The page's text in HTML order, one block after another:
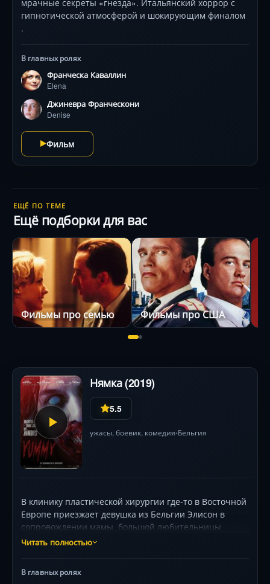
мрачные секреты «гнезда». Итальянский хоррор с
гипнотической атмосферой и шокирующим финалом
.
В главных ролях
Франческа Каваллин
Elena
Джиневра Франческони
Denise
Фильм
ЕЩЁ ПО ТЕМЕ
Ещё подборки для вас
Фильмы про семью Фильмы про США
Нямка (2019)
5.5
ужасы, боевик, комедия•Бельгия
В клинику пластической хирургии где-то в Восточной
Европе приезжает девушка из Бельгии Элисон в
сопровождении мамы, большой любительницы
улучшать собственную внешность, и недотёпы-
также втайне проводятся эксперименты со
Читать полностью
В главных ролях